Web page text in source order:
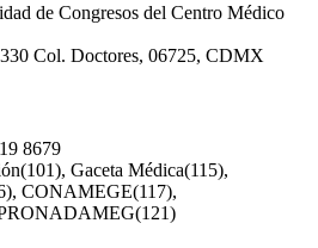
de Congresos del Centro Médico
Col. Doctores, 06725, CDMX
8679
Gaceta Médica(115),
CONAMEGE(117),